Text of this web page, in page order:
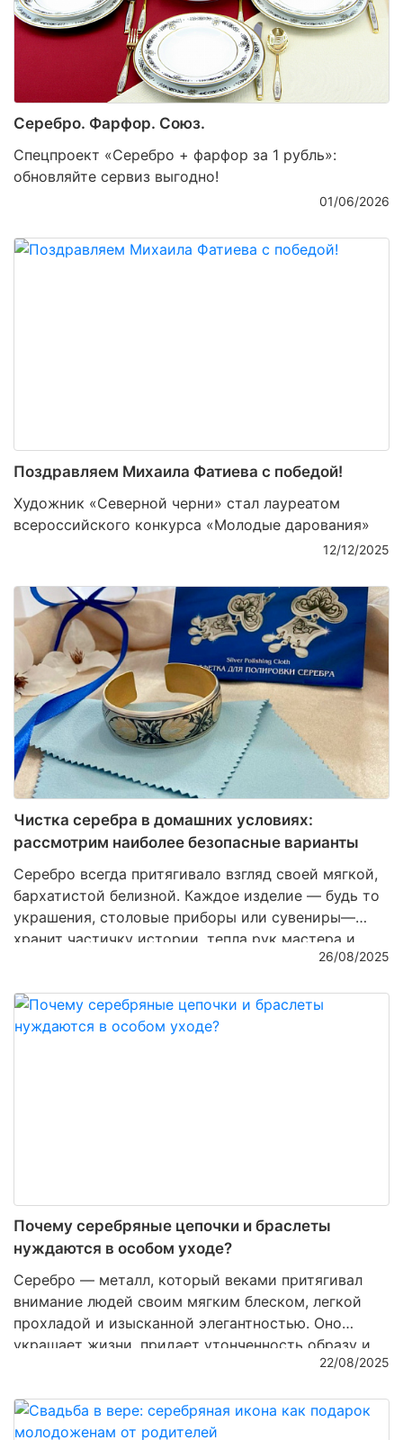
Серебро. Фарфор. Союз.
Спецпроект «Серебро + фарфор за 1 рубль»:
обновляйте сервиз выгодно!
01/06/2026
Поздравляем Михаила Фатиева c победой!
Художник «Северной черни» стал лауреатом
всероссийского конкурса «Молодые дарования»
12/12/2025
Чистка серебра в домашних условиях:
рассмотрим наиболее безопасные варианты
Серебро всегда притягивало взгляд своей мягкой,
бархатистой белизной. Каждое изделие — будь то
украшения, столовые приборы или сувениры—
хранит частичку истории, тепла рук мастера и
неповторимого блеска. Но со временем даже
покрывается налетом и теряет былую роскошь. И
здесь на помощь приходит заботливая чистка,
26/08/2025
Почему серебряные цепочки и браслеты
нуждаются в особом уходе?
Серебро — металл, который веками притягивал
внимание людей своим мягким блеском, легкой
прохладой и изысканной элегантностью. Оно
украшает жизни, придает утонченность образу и
несет в себе особую энергетику, словно капля
изделия. Однако серебряные изделия требуют
заботы и внимания, чтобы их сияние не тускнело, а
22/08/2025